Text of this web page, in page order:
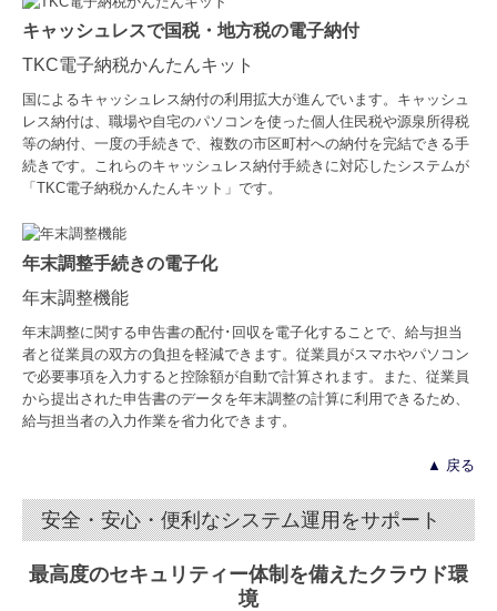
キャッシュレスで国税・地方税の電子納付
TKC電子納税かんたんキット
国によるキャッシュレス納付の利用拡大が進んでいます。キャッシュ
レス納付は、職場や自宅のパソコンを使った個人住民税や源泉所得税
等の納付、一度の手続きで、複数の市区町村への納付を完結できる手
続きです。これらのキャッシュレス納付手続きに対応したシステムが
「TKC電子納税かんたんキット」です。
年末調整手続きの電子化
年末調整機能
年末調整に関する申告書の配付･回収を電子化することで、給与担当
者と従業員の双方の負担を軽減できます。従業員がスマホやパソコン
で必要事項を入力すると控除額が自動で計算されます。また、従業員
から提出された申告書のデータを年末調整の計算に利用できるため、
給与担当者の入力作業を省力化できます。
▲ 戻る
安全・安心・便利なシステム運用をサポート
最高度のセキュリティー体制を備えたクラウド環
境